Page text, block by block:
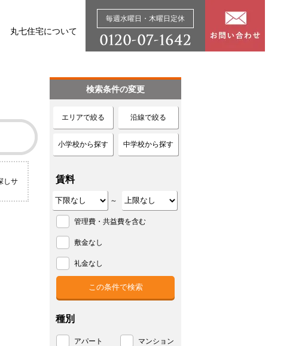
丸七住宅について
毎週水曜日・木曜日定休
しサ
検索条件の変更
エリアで絞る 沿線で絞る
小学校から探す 中学校から探す
賃料
～
管理費・共益費を含む
敷金なし
礼金なし
種別
アパート マンション